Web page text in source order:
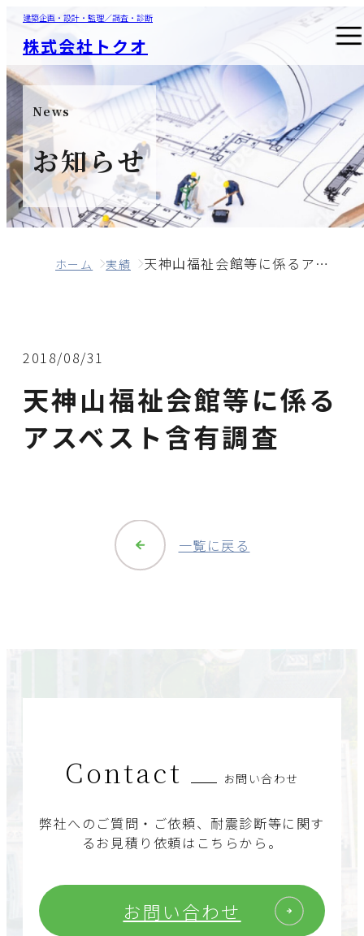
建築企画・設計・監理／調査・診断
株式会社トクオ
News
お知らせ
ホーム 実績 天神山福祉会館等に係るアスベスト含有調査
2018/08/31
天神山福祉会館等に係る
アスベスト含有調査
一覧に戻る
Contact お問い合わせ
弊社へのご質問・ご依頼、耐震診断等に関す
るお見積り依頼はこちらから。
お問い合わせ